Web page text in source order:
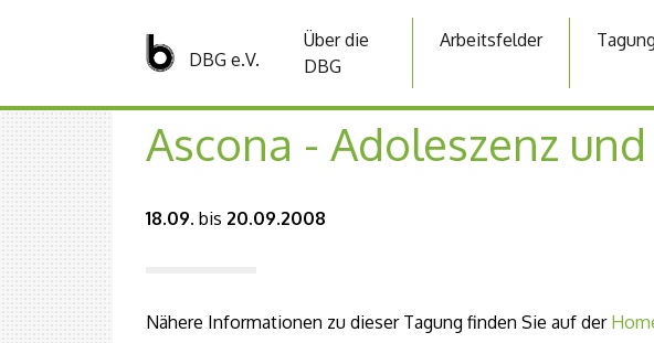
DBG e.V.
Über die
DBG
Arbeitsfelder
Ascona - Adoleszenz
18.09. bis 20.09.2008
Nähere Informationen zu dieser Tagung finden Sie auf der